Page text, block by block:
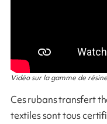
Vidéo sur la gamme de
Ces rubans transfert
textiles sont tous